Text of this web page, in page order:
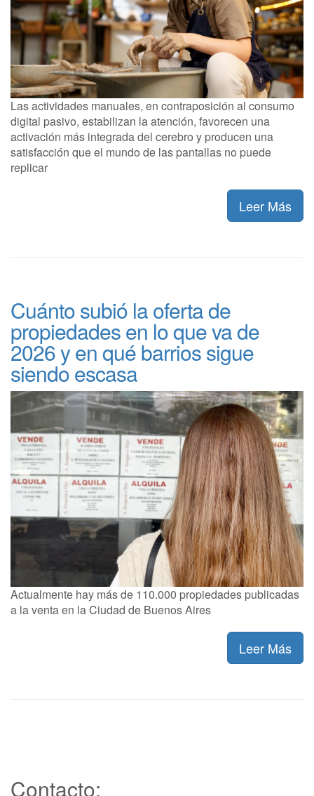
Las actividades manuales, en contraposición al consumo
digital pasivo, estabilizan la atención, favorecen una
activación más integrada del cerebro y producen una
satisfacción que el mundo de las pantallas no puede
replicar
Leer Más
Cuánto subió la oferta de
propiedades en lo que va de
2026 y en qué barrios sigue
siendo escasa
Actualmente hay más de 110.000 propiedades publicadas
a la venta en la Ciudad de Buenos Aires
Leer Más
Contacto: